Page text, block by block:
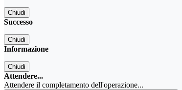
Chiudi
Successo
Chiudi
Informazione
Chiudi
Attendere...
Attendere il completamento dell'operazione...